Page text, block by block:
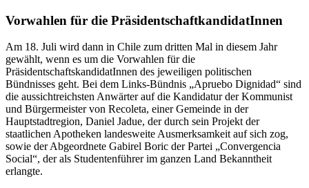
Vorwahlen für die PräsidentschaftkandidatInnen
Am 18. Juli wird dann in Chile zum dritten Mal in diesem Jahr
gewählt, wenn es um die Vorwahlen für die
PräsidentschaftskandidatInnen des jeweiligen politischen
Bündnisses geht. Bei dem Links-Bündnis „Apruebo Dignidad“ sind
die aussichtreichsten Anwärter auf die Kandidatur der Kommunist
und Bürgermeister von Recoleta, einer Gemeinde in der
Hauptstadtregion, Daniel Jadue, der durch sein Projekt der
staatlichen Apotheken landesweite Ausmerksamkeit auf sich zog,
sowie der Abgeordnete Gabirel Boric der Partei „Convergencia
Social“, der als Studentenführer im ganzen Land Bekanntheit
erlangte.